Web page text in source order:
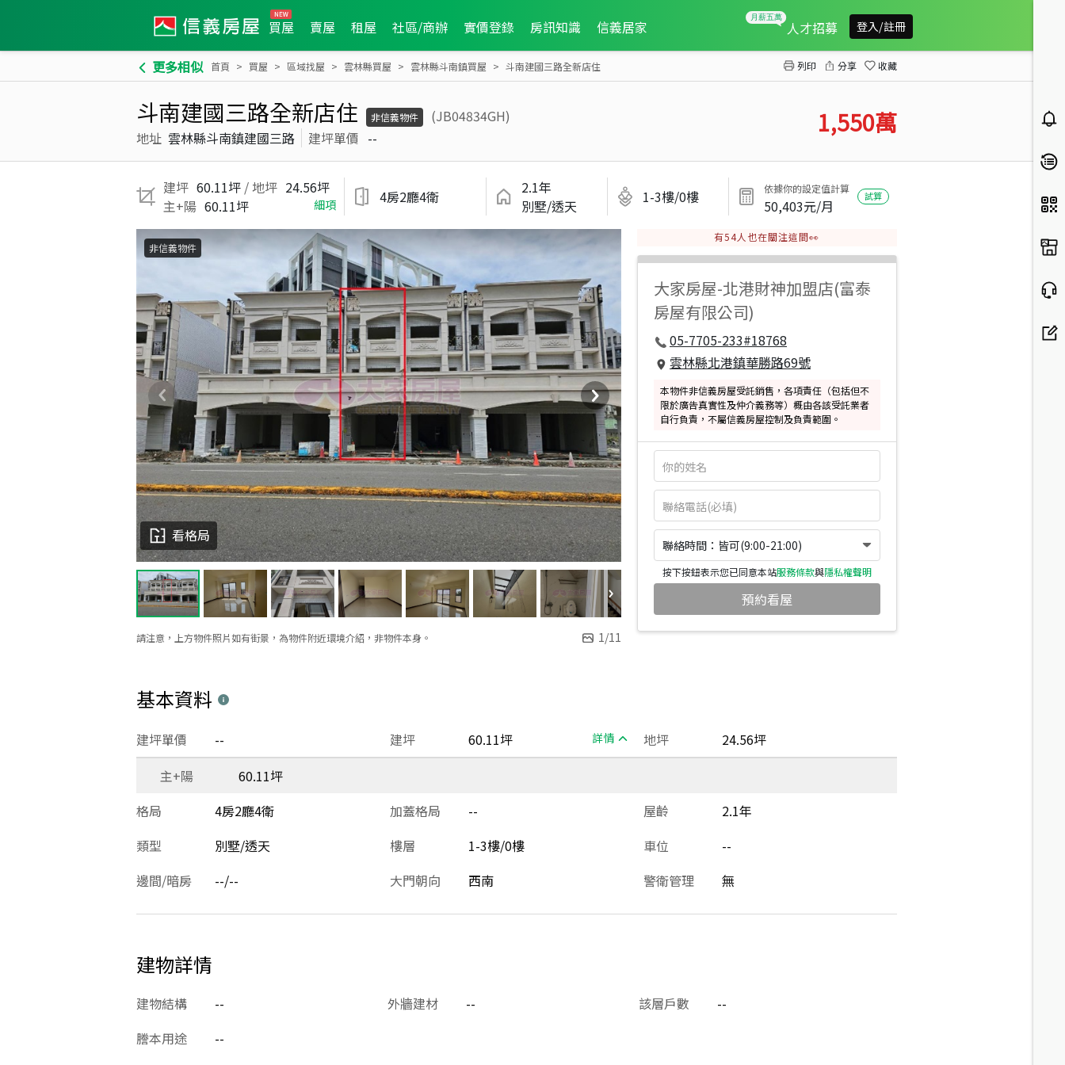
買屋 賣屋 租屋 社區/商辦 實價登錄 房訊知識 信義居家 人才招募 登入/註冊
更多相似 首頁 買屋 區域找屋 雲林縣買屋 雲林縣斗南鎮買屋 斗南建國三路全新店住 列印 分享 收藏
斗南建國三路全新店住 非信義物件
(JB04834GH)
地址 雲林縣斗南鎮建國三路 建坪單價 -- 1,550萬
建坪 60.11坪 / 地坪 24.56坪
主+陽 60.11坪 細項 4房2廳4衛
2.1年
別墅/透天
1-3樓/0樓 依據你的設定值計算
50,403元/月
試算
請注意，上方物件照片如有街景，為物件附近環境介紹，非物件本身。 1/11
看格局
非信義物件
有54人也在關注這間👀
大家房屋-北港財神加盟店(富泰
房屋有限公司)
05-7705-233#18768
雲林縣北港鎮華勝路69號
本物件非信義房屋受託銷售，各項責任（包括但不
限於廣告真實性及仲介義務等）概由各該受託業者
自行負責，不屬信義房屋控制及負責範圍。
聯絡時間：皆可(9:00-21:00)
按下按鈕表示您已同意本站服務條款與隱私權聲明
預約看屋
基本資料
建坪 60.11坪 詳情
建坪單價 -- 地坪
24.56坪
主+陽
60.11坪
格局
4房2廳4衛 加蓋格局 -- 屋齡
2.1年
類型
別墅/透天 樓層 1-3樓/0樓 車位
--
邊間/暗房
--/-- 大門朝向 西南 警衛管理 無
建物詳情
建物結構 -- 外牆建材 -- 該層戶數
--
謄本用途
--